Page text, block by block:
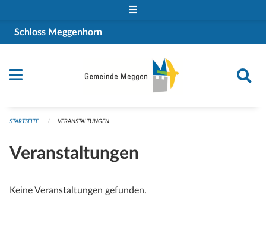
Schloss Meggenhorn
STARTSEITE VERANSTALTUNGEN
Veranstaltungen
Keine Veranstaltungen gefunden.